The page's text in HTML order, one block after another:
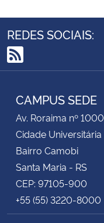
REDES SOCIAIS:
RSS
CAMPUS SEDE
Av. Roraima nº 1000
Cidade Universitária
Bairro Camobi
Santa Maria - RS
CEP: 97105-900
+55 (55) 3220-8000